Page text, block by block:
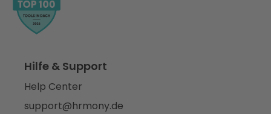
Hilfe & Support
Help Center
support@hrmony.de